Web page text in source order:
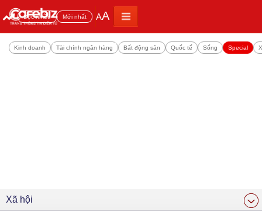
Đọc nhiều Mới nhất AA
Kinh doanh Tài chính ngân hàng Bất động sản Quốc tế Sống Special
Xã hội